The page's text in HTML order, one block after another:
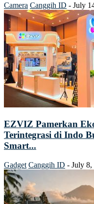
Camera Canggih ID - July
EZVIZ Pamerkan
Terintegrasi di Indo
Smart...
Gadget Canggih ID - July 8,